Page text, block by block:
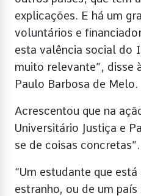
explicações. E há um
voluntários e
esta valência social do
muito relevante”, disse
Paulo Barbosa de Melo.
Acrescentou que na
Universitário Justiça e
se de coisas concretas”.
“Um estudante que
estranho, ou de um